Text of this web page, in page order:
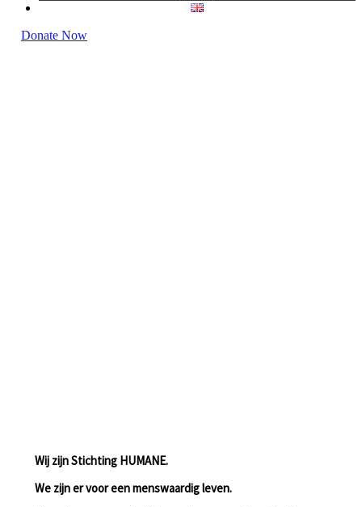
Donate Now
Wij zijn Stichting HUMANE.
We zijn er voor een menswaardig leven.